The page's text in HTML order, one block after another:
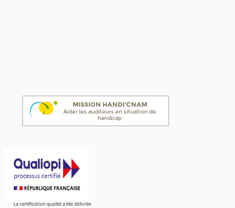
MISSION HANDI'CNAM
Aider les auditeurs en situation de
handicap